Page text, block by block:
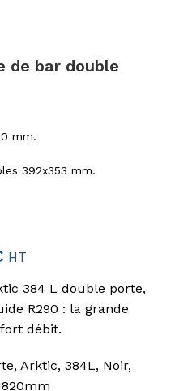
de bar double
mm.
392x353 mm.
HT
384 L double porte,
R290 : la grande
débit.
Arktic, 384L, Noir,